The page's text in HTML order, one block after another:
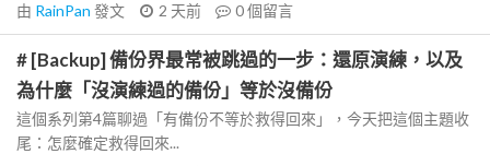
由 RainPan 發文 2 天前 0個留言
# [Backup] 備份界最常被跳過的一步：還原演練，以及
為什麼「沒演練過的備份」等於沒備份
這個系列第4篇聊過「有備份不等於救得回來」，今天把這個主題收
尾：怎麼確定救得回來...